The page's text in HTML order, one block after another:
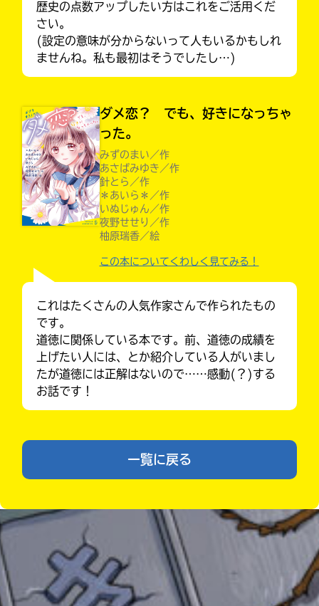
Loading...
自分だけの
歴史の点数アップしたい方はこれをご活用くだ
さい。
(設定の意味が分からないって人もいるかもしれ
ませんね。私も最初はそうでしたし…)
ダメ恋？ でも、好きになっちゃ
った。
みずのまい／作
あさばみゆき／作
針とら／作
＊あいら＊／作
いぬじゅん／作
夜野せせり／作
柚原瑞香／絵
この本についてくわしく見てみる！
これはたくさんの人気作家さんで作られたもの
です。
道徳に関係している本です。前、道徳の成績を
上げたい人には、とか紹介している人がいまし
たが道徳には正解はないので……感動(？)する
お話です！
一覧に戻る
い
い
え
力
に
る
も
一
度
確
ね
る